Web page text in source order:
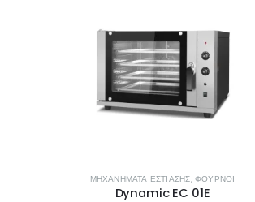
ΜΗΧΑΝΉΜΑΤΑ ΕΣΤΊΑΣΗΣ, ΦΟΎΡΝΟΙ
Dynamic EC 01E